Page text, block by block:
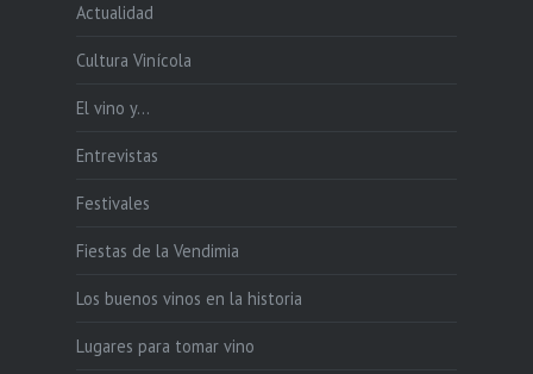
Actualidad
Cultura Vinícola
El vino y…
Entrevistas
Festivales
Fiestas de la Vendimia
Los buenos vinos en la historia
Lugares para tomar vino